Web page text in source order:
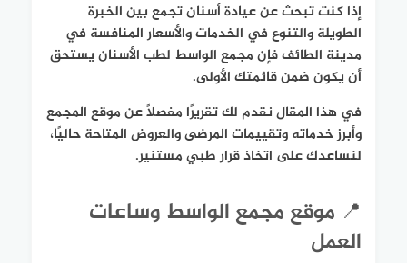
إذا كنت تبحث عن عيادة أسنان تجمع بين الخبرة
الطويلة والتنوع في الخدمات والأسعار المنافسة في
مدينة الطائف فإن مجمع الواسط لطب الأسنان يستحق
أن يكون ضمن قائمتك الأولى.
في هذا المقال نقدم لك تقريرًا مفصلًا عن موقع المجمع
وأبرز خدماته وتقييمات المرضى والعروض المتاحة حاليًا،
لنساعدك على اتخاذ قرار طبي مستنير.
📍 موقع مجمع الواسط وساعات
العمل